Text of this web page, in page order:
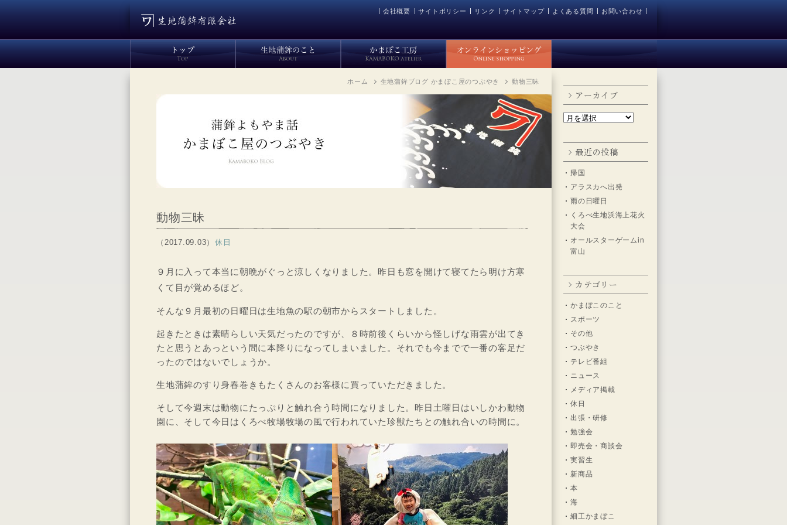
会社概要 サイトポリシー リンク サイトマップ よくある質問 お問い合わせ
ホーム 生地蒲鉾ブログ かまぼこ屋のつぶやき 動物三昧
動物三昧
（2017.09.03） 休日
９月に入って本当に朝晩がぐっと涼しくなりました。昨日も窓を開けて寝てたら明け方寒
くて目が覚めるほど。
そんな９月最初の日曜日は生地魚の駅の朝市からスタートしました。
起きたときは素晴らしい天気だったのですが、８時前後くらいから怪しげな雨雲が出てき
たと思うとあっという間に本降りになってしまいました。それでも今までで一番の客足だ
ったのではないでしょうか。
生地蒲鉾のすり身春巻きもたくさんのお客様に買っていただきました。
そして今週末は動物にたっぷりと触れ合う時間になりました。昨日土曜日はいしかわ動物
園に、そして今日はくろべ牧場牧場の風で行われていた珍獣たちとの触れ合いの時間に。
アーカイブ
最近の投稿
帰国
アラスカへ出発
雨の日曜日
くろべ生地浜海上花火
大会
オールスターゲームin
富山
カテゴリー
かまぼこのこと
スポーツ
その他
つぶやき
テレビ番組
ニュース
メディア掲載
休日
出張・研修
勉強会
即売会・商談会
実習生
新商品
本
海
細工かまぼこ